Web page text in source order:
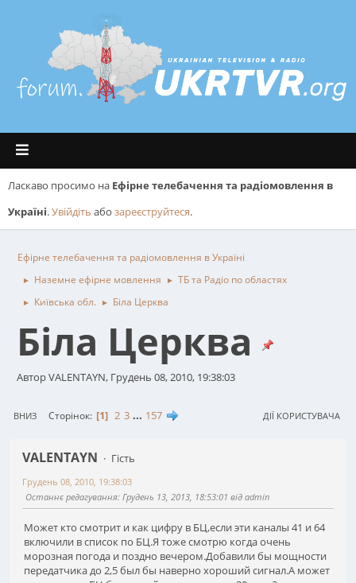
Ласкаво просимо на Ефірне телебачення та радіомовлення в
Україні.Увійдіть або зареєструйтеся.
Ефірне телебачення та радіомовлення в Україні
► Наземне ефірне мовлення ► ТБ та Радіо по областях
► Київська обл. ► Біла Церква
Біла Церква
Автор VALENTAYN, Грудень 08, 2010, 19:38:03
ВНИЗ Сторінок 1 2 3 ... 157 ДІЇ КОРИСТУВАЧА
VALENTAYN Гість
Грудень 08, 2010, 19:38:03
Останнє редагування: Грудень 13, 2013, 18:53:01 від admin
Может кто смотрит и как цифру в БЦ,если эти каналы 41 и 64
включили в список по БЦ.Я тоже смотрю когда очень
морозная погода и поздно вечером.Добавили бы мощности
передатчика до 2,5 был бы наверно хороший сигнал.А может